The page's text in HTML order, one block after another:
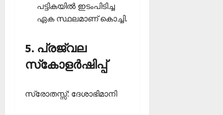
പട്ടികയില്‍ ഇടംപിടിച്ച
ഏക സ്ഥലമാണ് കൊച്ചി.
5. പ്രജ്വല
സ്‌കോളര്‍ഷിപ്പ്
സ്രോതസ്സ്: ദേശാഭിമാനി